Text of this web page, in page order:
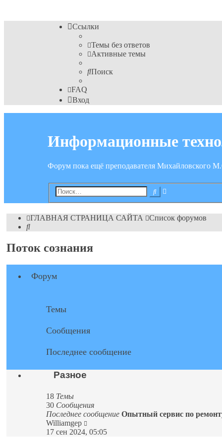
Ссылки
Темы без ответов
Активные темы
Поиск
FAQ
Вход
Информационные
Форум пока ещё преподавателя Михайловского
Поиск
ГЛАВНАЯ СТРАНИЦА САЙТА
Список форумов
Поиск
Поток сознания
Форум
Темы
Сообщения
Последнее сообщение
Разное
18 Темы
30 Сообщения
Последнее сообщение Опытный сервис по
Williamgep
к
17 сен 2024, 05:05